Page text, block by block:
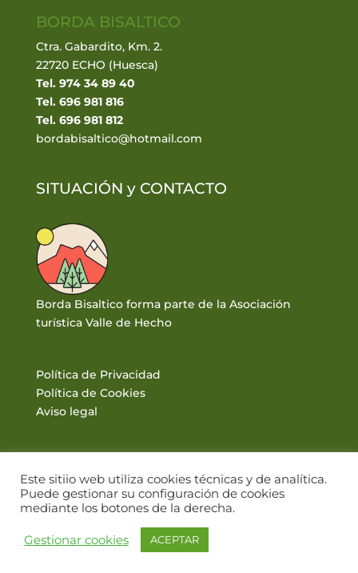
BORDA BISALTICO
Ctra. Gabardito, Km. 2.
22720 ECHO (Huesca)
Tel. 974 34 89 40
Tel. 696 981 816
Tel. 696 981 812
bordabisaltico@hotmail.com
SITUACIÓN y CONTACTO
Borda Bisaltico forma parte de la Asociación
turística Valle de Hecho
Política de Privacidad
Política de Cookies
Aviso legal
© BORDA BISALTICO 2017. VALLE DE HECHO · PIRINEOS |
DISEÑO WEB: WWW.PIRINEUM.ES
Este sitiio web utiliza cookies técnicas y de analítica.
Puede gestionar su configuración de cookies
mediante los botones de la derecha.
Gestionar cookies ACEPTAR